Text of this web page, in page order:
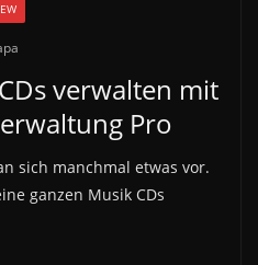
verwalten mit
Pro
sich manchmal etwas vor.
ganzen Musik CDs